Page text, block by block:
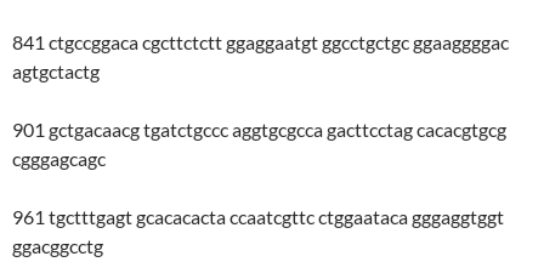
841 ctgccggaca cgcttctctt ggaggaatgt ggcctgctgc ggaaggggac
agtgctactg
901 gctgacaacg tgatctgccc aggtgcgcca gacttcctag cacacgtgcg
cgggagcagc
961 tgctttgagt gcacacacta ccaatcgttc ctggaataca gggaggtggt
ggacggcctg